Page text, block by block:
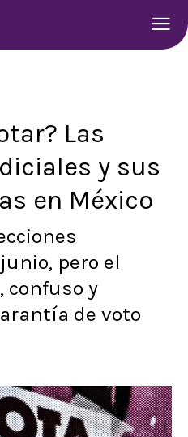
Las
y sus
en México
pero el
confuso y
de voto